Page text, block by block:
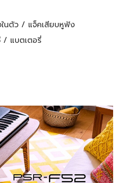
นตัว / แจ็คเสียบหูฟัง
/ แบตเตอรี่